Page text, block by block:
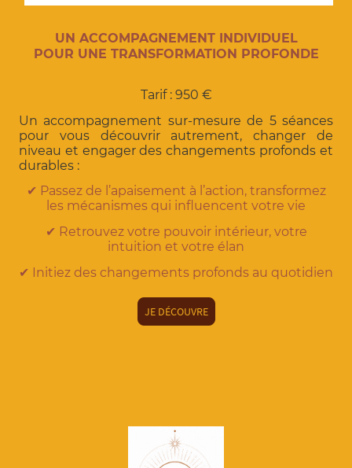
UN ACCOMPAGNEMENT INDIVIDUEL
POUR UNE TRANSFORMATION PROFONDE
Tarif : 950 €
Un accompagnement sur-mesure de 5 séances
pour vous découvrir autrement, changer de
niveau et engager des changements profonds et
durables :
✔ Passez de l’apaisement à l’action, transformez
les mécanismes qui influencent votre vie
✔ Retrouvez votre pouvoir intérieur, votre
intuition et votre élan
✔ Initiez des changements profonds au quotidien
JE DÉCOUVRE